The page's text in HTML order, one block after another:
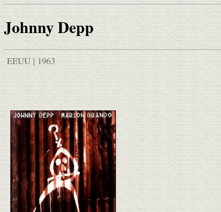
Johnny Depp
EEUU | 1963